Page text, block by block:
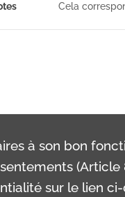
Cela
à son bon
sur le lien ci-